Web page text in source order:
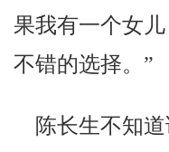
果我有一个女
不错的选择。”
陈长生不知道